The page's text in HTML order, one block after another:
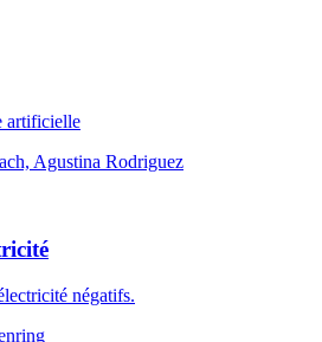
artificielle
Agustina Rodriguez
négatifs.